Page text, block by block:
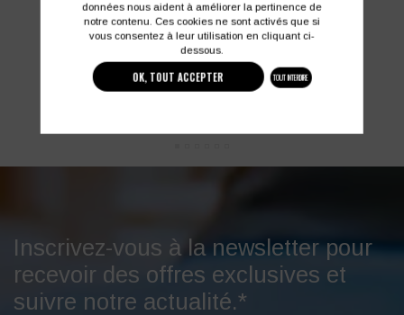
Inscrivez-vous à la newsletter pour
recevoir des offres exclusives et
suivre notre actualité.*
données nous aident à améliorer la pertinence de
notre contenu. Ces cookies ne sont activés que si
vous consentez à leur utilisation en cliquant ci-
dessous.
OK, TOUT ACCEPTER TOUT INTERDIRE